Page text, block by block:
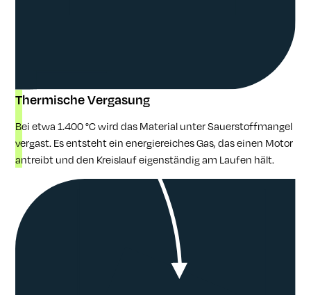
Thermische Vergasung
Bei etwa 1.400 °C wird das Material unter Sauerstoffmangel
vergast. Es entsteht ein energiereiches Gas, das einen Motor
antreibt und den Kreislauf eigenständig am Laufen hält.